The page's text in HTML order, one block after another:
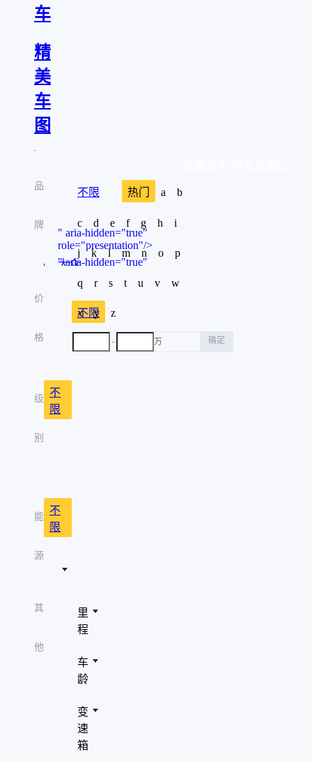
车
精
美
车
图
品
牌
不限 热门 a b
c d e f g h i
j k l m n o p
q r s t u v w
x y z
" aria-hidden="true"
role="presentation"/>
大众
" aria-hidden="true"
" aria-hidden="true"
role="presentation"/>
奔驰
" aria-hidden="true"
role="presentation"/>
本田
" aria-hidden="true"
奥迪
" aria-hidden="true"
role="presentation"/>
比亚迪
" aria-hidden="true"
role="presentation"/>
长安
" aria-hidden="true"
role="presentation"/>
别克
" aria-hidden="true"
role="presentation"/>
role="presentation"/>
哈弗
" aria-hidden="true"
role="presentation"/>
role="presentation"/>
红旗
" aria-hidden="true"
role="presentation"/>
雪佛兰
role="presentation"/>
五菱汽车
" aria-hidden="true"
role="presentation"/>
价
格
不限
- 万 确定
级
别
不
限
能
源
不
限
其
他
里
程
车
龄
变
速
箱